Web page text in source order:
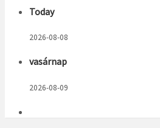
Today
2026-08-08
vasárnap
2026-08-09